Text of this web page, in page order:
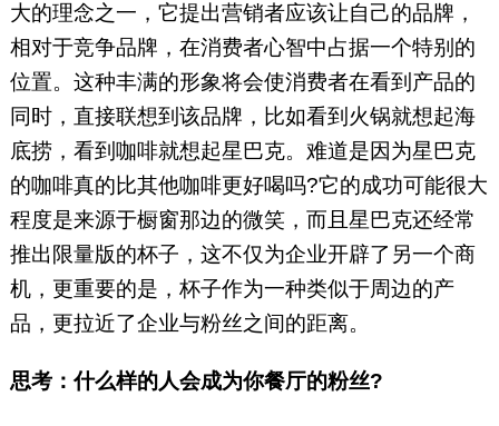
大的理念之一，它提出营销者应该让自己的品牌，
相对于竞争品牌，在消费者心智中占据一个特别的
位置。这种丰满的形象将会使消费者在看到产品的
同时，直接联想到该品牌，比如看到火锅就想起海
底捞，看到咖啡就想起星巴克。难道是因为星巴克
的咖啡真的比其他咖啡更好喝吗?它的成功可能很大
程度是来源于橱窗那边的微笑，而且星巴克还经常
推出限量版的杯子，这不仅为企业开辟了另一个商
机，更重要的是，杯子作为一种类似于周边的产
品，更拉近了企业与粉丝之间的距离。
思考：什么样的人会成为你餐厅的粉丝?